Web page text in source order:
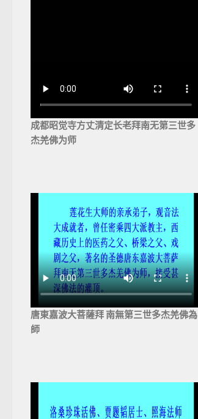
成都昭觉寺方丈清定长老拜南无第三世多
杰羌佛为师
唐東嘉波大菩薩拜 南無第三世多杰羌佛為
師